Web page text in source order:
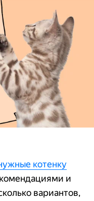
котенку
и
вариантов,